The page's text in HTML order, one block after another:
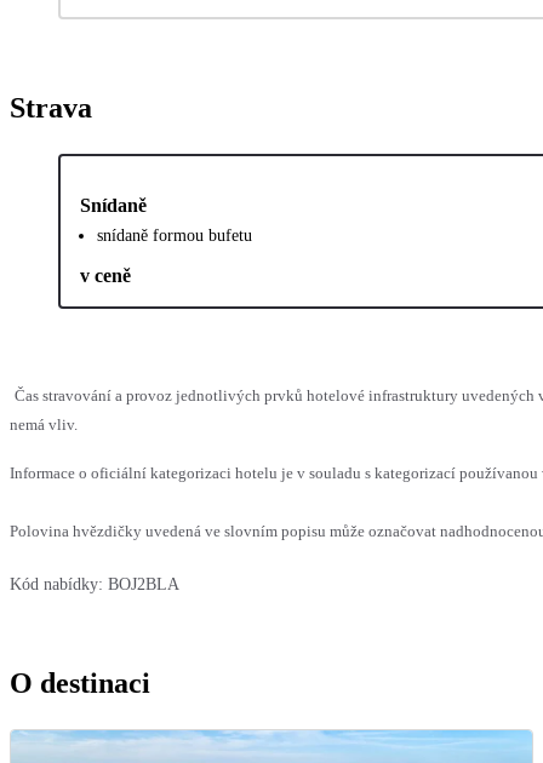
Strava
Snídaně
snídaně formou bufetu
v ceně
Čas stravování a provoz jednotlivých prvků hotelové infrastruktury uvedených
nemá vliv.
Informace o oficiální kategorizaci hotelu je v souladu s kategorizací
Polovina hvězdičky uvedená ve slovním popisu může označovat
Kód nabídky: BOJ2BLA
O destinaci